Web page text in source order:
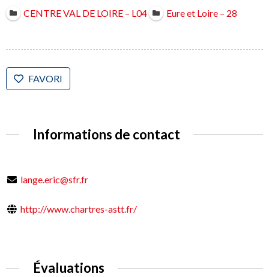
CENTRE VAL DE LOIRE – L04 Eure et Loire – 28
FAVORI
Informations de contact
lange.eric@sfr.fr
http://www.chartres-astt.fr/
Évaluations